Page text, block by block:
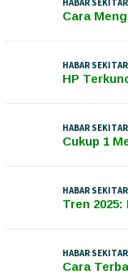
HABAR SEKITAR
Cara
HABAR SEKITAR
HP
HABAR SEKITAR
Cukup 1
HABAR SEKITAR
Tren
HABAR SEKITAR
Cara